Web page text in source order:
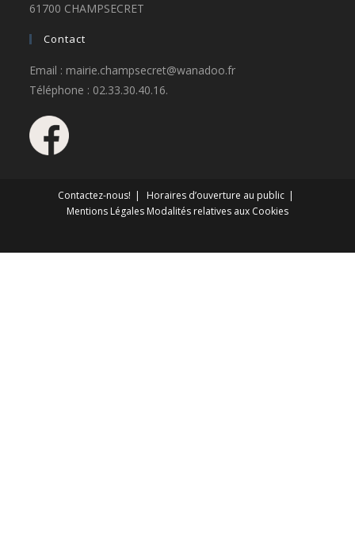
61700 CHAMPSECRET
Contact
Email : mairie.champsecret@wanadoo.fr
Téléphone : 02.33.30.40.16.
Contactez-nous!
Horaires d’ouverture au public
Mentions Légales Modalités relatives aux Cookies